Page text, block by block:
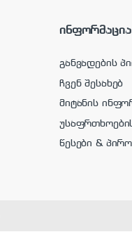
ინფორმაცია
განვადების
ჩვენ შესახებ
მიტანის
წესები &